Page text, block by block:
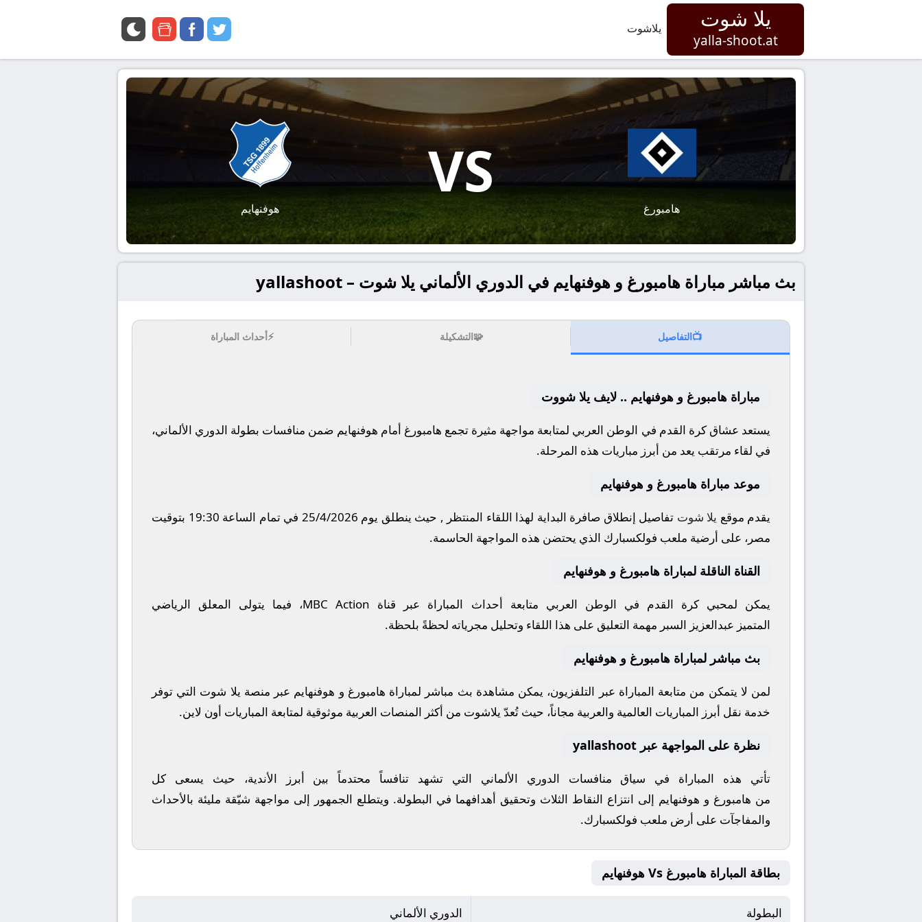
يلا شوت
yalla-shoot.at
يلاشوت twitter
facebook
google
هامبورغ
VS
هوفنهايم
بث مباشر مباراة هامبورغ و هوفنهايم في الدوري الألماني يلا شوت – yallashoot
📺التفاصيل 🧩التشكيلة ⚡أحداث المباراة
مباراة هامبورغ و هوفنهايم .. لايف يلا شووت
يستعد عشاق كرة القدم في الوطن العربي لمتابعة مواجهة مثيرة تجمع هامبورغ أمام هوفنهايم ضمن منافسات بطولة الدوري الألماني،
في لقاء مرتقب يعد من أبرز مباريات هذه المرحلة.
موعد مباراة هامبورغ و هوفنهايم
يقدم موقع يلا شوت تفاصيل إنطلاق صافرة البداية لهذا اللقاء المنتظر , حيث ينطلق يوم 25/4/2026 في تمام الساعة 19:30 بتوقيت
مصر، على أرضية ملعب فولكسبارك الذي يحتضن هذه المواجهة الحاسمة.
القناة الناقلة لمباراة هامبورغ و هوفنهايم
يمكن لمحبي كرة القدم في الوطن العربي متابعة أحداث المباراة عبر قناة MBC Action، فيما يتولى المعلق الرياضي
المتميز عبدالعزيز السبر مهمة التعليق على هذا اللقاء وتحليل مجرياته لحظةً بلحظة.
بث مباشر لمباراة هامبورغ و هوفنهايم
لمن لا يتمكن من متابعة المباراة عبر التلفزيون، يمكن مشاهدة بث مباشر لمباراة هامبورغ و هوفنهايم عبر منصة يلا شوت التي توفر
خدمة نقل أبرز المباريات العالمية والعربية مجاناً، حيث تُعدّ يلاشوت من أكثر المنصات العربية موثوقية لمتابعة المباريات أون لاين.
نظرة على المواجهة عبر yallashoot
تأتي هذه المباراة في سياق منافسات الدوري الألماني التي تشهد تنافساً محتدماً بين أبرز الأندية، حيث يسعى كل
من هامبورغ و هوفنهايم إلى انتزاع النقاط الثلاث وتحقيق أهدافهما في البطولة. ويتطلع الجمهور إلى مواجهة شيّقة مليئة بالأحداث
والمفاجآت على أرض ملعب فولكسبارك.
بطاقة المباراة هامبورغ Vs هوفنهايم
البطولة الدوري الألماني